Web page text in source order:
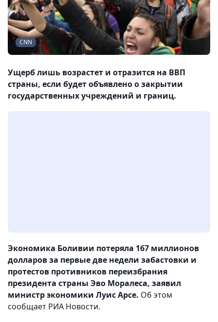
CNN
Ущерб лишь возрастет и отразится на ВВП
страны, если будет объявлено о закрытии
государственных учреждений и границ.
Экономика Боливии потеряла 167 миллионов
долларов за первые две недели забастовки и
протестов противников переизбрания
президента страны Эво Моралеса, заявил
министр экономики Луис Арсе. Об этом
сообщает РИА Новости.